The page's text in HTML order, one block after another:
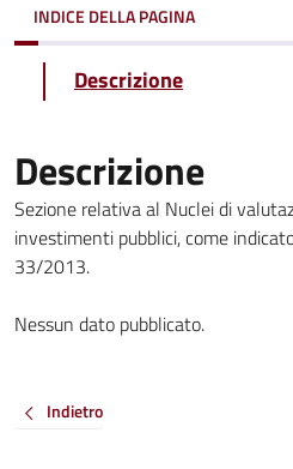
INDICE DELLA PAGINA
Descrizione
Descrizione
Sezione relativa al Nuclei di
investimenti pubblici, come
33/2013.
Nessun dato pubblicato.
Indietro